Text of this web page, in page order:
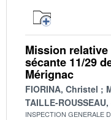
Mission
sécante 11/29
Mérignac
FIORINA, Christel
TAILLE-
INSPECTION GENERALE